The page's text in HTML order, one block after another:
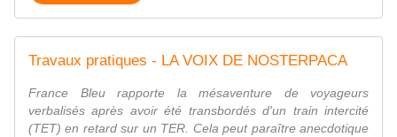
Travaux pratiques - LA VOIX DE NOSTERPACA
France Bleu rapporte la mésaventure de voyageurs
verbalisés après avoir été transbordés d'un train intercité
(TET) en retard sur un TER. Cela peut paraître anecdotique